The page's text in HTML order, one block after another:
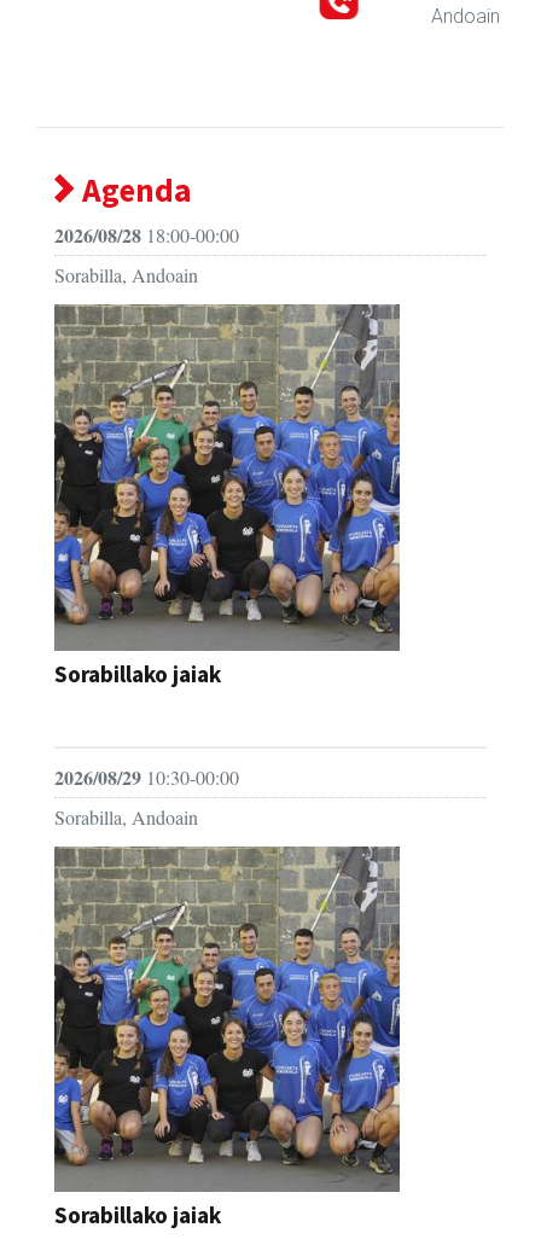
Agenda
2026/08/28 18:00-00:00
Sorabilla, Andoain
Sorabillako jaiak
2026/08/29 10:30-00:00
Sorabilla, Andoain
Sorabillako jaiak